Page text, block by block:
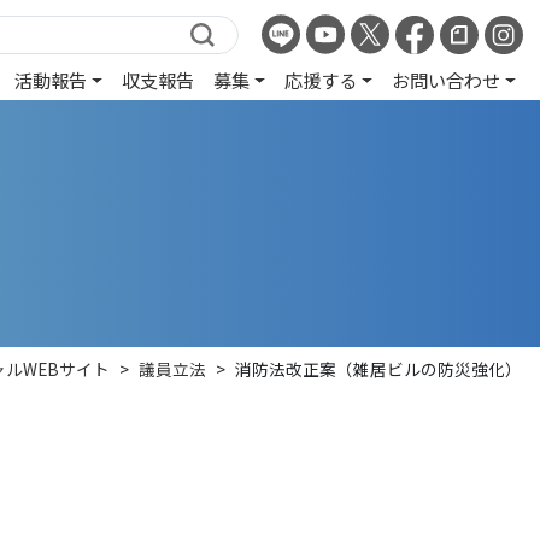
活動報告 収支報告 募集 応援する お問い合わせ
WEBサイト > 議員立法 > 消防法改正案（雑居ビルの防災強化）